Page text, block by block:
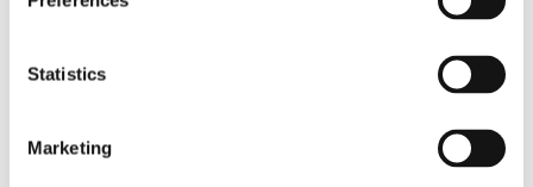
Statistics
Marketing
Monika Grabuschnigg
SPACED OUT – Gut Kerkow
Isabelle Graeff
Martin Groß
Kunstraum Kreuzberg/Bethanien